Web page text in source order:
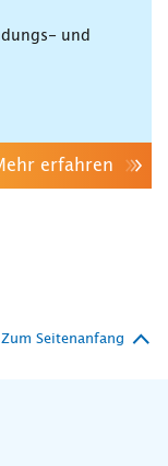
und
erfahren
Zum Seitenanfang